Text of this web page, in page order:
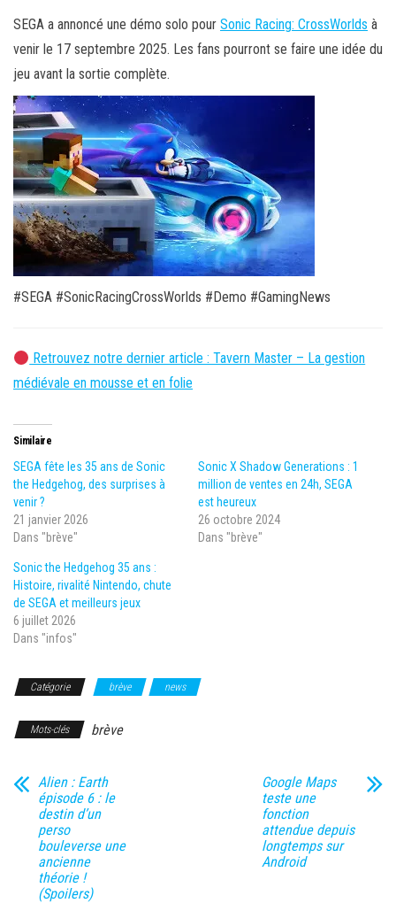
SEGA a annoncé une démo solo pour Sonic Racing: CrossWorlds à
venir le 17 septembre 2025. Les fans pourront se faire une idée du
jeu avant la sortie complète.
#SEGA #SonicRacingCrossWorlds #Demo #GamingNews
Retrouvez notre dernier article : Tavern Master – La gestion
médiévale en mousse et en folie
Similaire
SEGA fête les 35 ans de Sonic
the Hedgehog, des surprises à
venir ?
21 janvier 2026
Dans "brève"
Sonic X Shadow Generations : 1
million de ventes en 24h, SEGA
est heureux
26 octobre 2024
Dans "brève"
Sonic the Hedgehog 35 ans :
Histoire, rivalité Nintendo, chute
de SEGA et meilleurs jeux
6 juillet 2026
Dans "infos"
Catégorie brève news
Mots-clés brève
Alien : Earth
épisode 6 : le
destin d’un
perso
bouleverse une
ancienne
théorie !
(Spoilers)
Google Maps
teste une
fonction
attendue depuis
longtemps sur
Android